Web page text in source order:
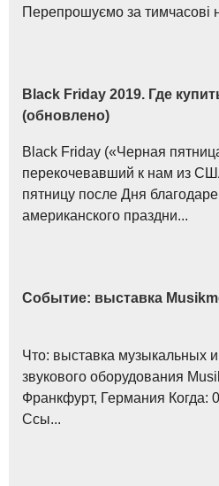
Перепрошуємо за тимчасові
Black Friday 2019. Где
(обновлено)
Black Friday («Черная
перекочевавший к нам из
пятницу после Дня
американского праздни...
Событие: выставка
Что: выставка музыкальных
звукового оборудования
Франкфурт, Германия Когда:
Ссы...